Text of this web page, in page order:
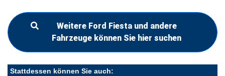
Weitere Ford Fiesta und andere
Fahrzeuge können Sie hier suchen
Stattdessen können Sie auch: